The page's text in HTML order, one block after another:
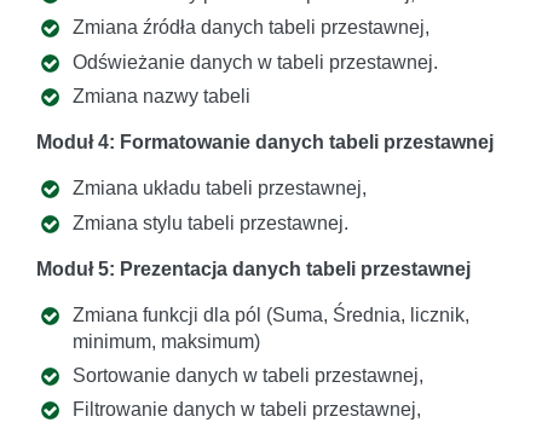
Zmiana źródła danych tabeli przestawnej,
Odświeżanie danych w tabeli przestawnej.
Zmiana nazwy tabeli
Moduł 4: Formatowanie danych tabeli przestawnej
Zmiana układu tabeli przestawnej,
Zmiana stylu tabeli przestawnej.
Moduł 5: Prezentacja danych tabeli przestawnej
Zmiana funkcji dla pól (Suma, Średnia, licznik,
minimum, maksimum)
Sortowanie danych w tabeli przestawnej,
Filtrowanie danych w tabeli przestawnej,